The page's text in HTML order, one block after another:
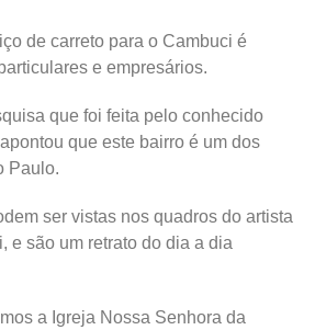
de carreto para o Cambuci é
e empresários.
que foi feita pelo conhecido
que este bairro é um dos
Paulo.
ser vistas nos quadros do artista
e são um retrato do dia a dia
a Igreja Nossa Senhora da